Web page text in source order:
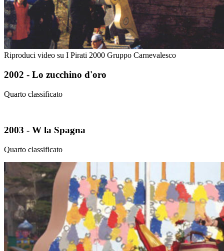
Riproduci video su I Pirati 2000 Gruppo Carnevalesco
2002 - Lo zucchino d'oro
Quarto classificato
2003 - W la Spagna
Quarto classificato